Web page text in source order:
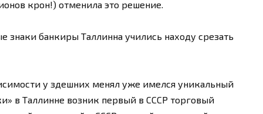
крон!) отменила это решение.
банкиры Таллинна учились находу срезать
у здешних менял уже имелся уникальный
в Таллинне возник первый в СССР торговый